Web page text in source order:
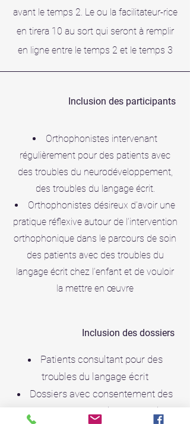
avant le temps 2. Le ou la facilitateur-rice
en tirera 10 au sort qui seront à remplir
en ligne entre le temps 2 et le temps 3
Inclusion des participants
Orthophonistes intervenant
régulièrement pour des patients avec
des troubles du neurodéveloppement,
des troubles du langage écrit.
Orthophonistes désireux d’avoir une
pratique réflexive autour de l’intervention
orthophonique dans le parcours de soin
des patients avec des troubles du
langage écrit chez l’enfant et de vouloir
la mettre en œuvre
Patients consultant pour des
troubles du langage écrit
Dossiers avec consentement des
parents/tuteur pour le partage des
Inclusion des dossiers